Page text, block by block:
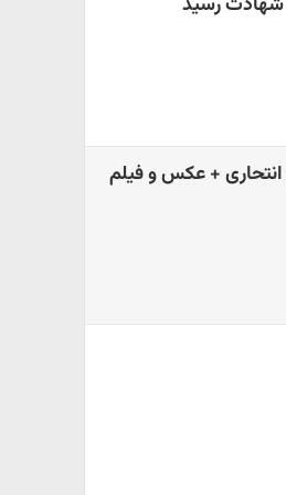
+ عکس و فیلم